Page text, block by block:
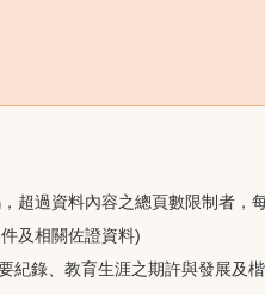
超過資料內容之總頁數限制者，
及相關佐證資料)
紀錄、教育生涯之期許與發展及